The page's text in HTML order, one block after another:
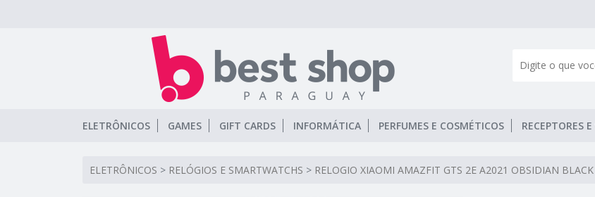
ELETRÔNICOS GAMES GIFT CARDS INFORMÁTICA PERFUMES E COSMÉTICOS RECEPTORES
ELETRÔNICOS > RELÓGIOS E SMARTWATCHS > RELOGIO XIAOMI AMAZFIT GTS 2E A2021 OBSIDIAN BLACK